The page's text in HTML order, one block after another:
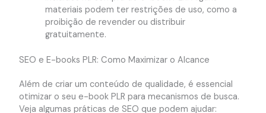
materiais podem ter restrições de uso, como a
proibição de revender ou distribuir
gratuitamente.
SEO e E-books PLR: Como Maximizar o Alcance
Além de criar um conteúdo de qualidade, é essencial
otimizar o seu e-book PLR para mecanismos de busca.
Veja algumas práticas de SEO que podem ajudar: